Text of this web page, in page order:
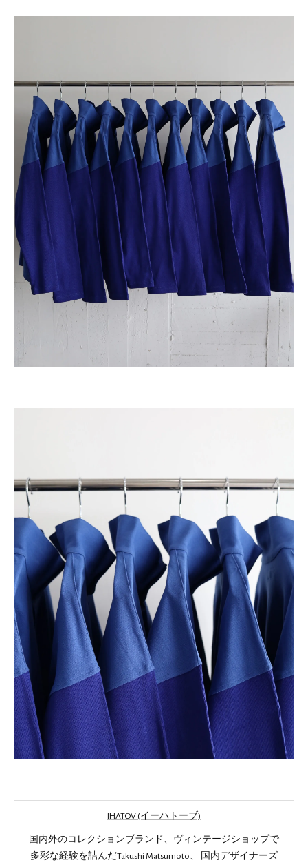
IHATOV (イーハトーブ)
国内外のコレクションブランド、ヴィンテージショップで
多彩な経験を詰んだTakushi Matsumoto、 国内デザイナーズ